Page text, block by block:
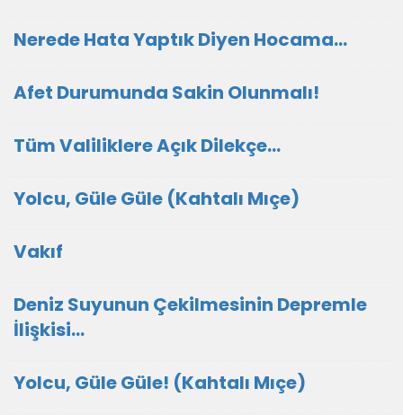
Nerede Hata Yaptık Diyen Hocama...
Afet Durumunda Sakin Olunmalı!
Tüm Valiliklere Açık Dilekçe...
Yolcu, Güle Güle (Kahtalı Mıçe)
Vakıf
Deniz Suyunun Çekilmesinin Depremle
İlişkisi...
Yolcu, Güle Güle! (Kahtalı Mıçe)